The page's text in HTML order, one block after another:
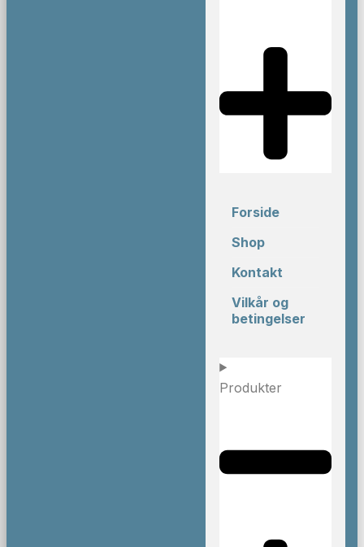
Forside
Shop
Kontakt
Vilkår og
betingelser
Produkter